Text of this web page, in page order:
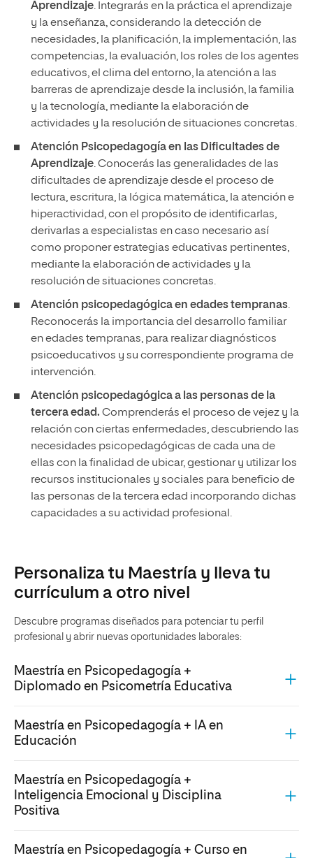
Aprendizaje. Integrarás en la práctica el aprendizaje
y la enseñanza, considerando la detección de
necesidades, la planificación, la implementación, las
competencias, la evaluación, los roles de los agentes
educativos, el clima del entorno, la atención a las
barreras de aprendizaje desde la inclusión, la familia
y la tecnología, mediante la elaboración de
actividades y la resolución de situaciones concretas.
Atención Psicopedagogía en las Dificultades de
Aprendizaje. Conocerás las generalidades de las
dificultades de aprendizaje desde el proceso de
lectura, escritura, la lógica matemática, la atención e
hiperactividad, con el propósito de identificarlas,
derivarlas a especialistas en caso necesario así
como proponer estrategias educativas pertinentes,
mediante la elaboración de actividades y la
resolución de situaciones concretas.
Atención psicopedagógica en edades tempranas.
Reconocerás la importancia del desarrollo familiar
en edades tempranas, para realizar diagnósticos
psicoeducativos y su correspondiente programa de
intervención.
Atención psicopedagógica a las personas de la
tercera edad. Comprenderás el proceso de vejez y la
relación con ciertas enfermedades, descubriendo las
necesidades psicopedagógicas de cada una de
ellas con la finalidad de ubicar, gestionar y utilizar los
recursos institucionales y sociales para beneficio de
las personas de la tercera edad incorporando dichas
capacidades a su actividad profesional.
Personaliza tu Maestría y lleva tu
currículum a otro nivel
Descubre programas diseñados para potenciar tu perfil
profesional y abrir nuevas oportunidades laborales:
Maestría en Psicopedagogía +
Diplomado en Psicometría Educativa
Maestría en Psicopedagogía + IA en
Educación
Maestría en Psicopedagogía +
Inteligencia Emocional y Disciplina
Positiva
Maestría en Psicopedagogía + Curso en